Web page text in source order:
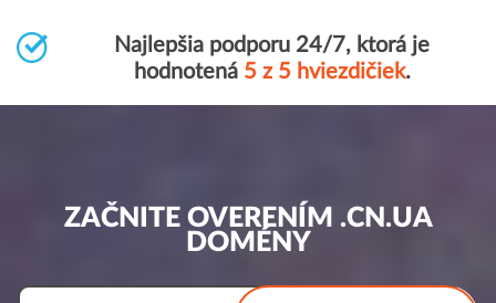
Najlepšia podporu 24/7, ktorá je
hodnotená 5 z 5 hviezdičiek.
ZAČNITE OVERENÍM .CN.UA
DOMÉNY